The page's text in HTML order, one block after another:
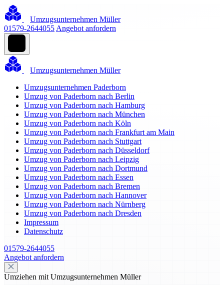
Umzugsunternehmen Müller
01579-2644055 Angebot anfordern
Umzugsunternehmen Müller
Umzugsunternehmen Paderborn
Umzug von Paderborn nach Berlin
Umzug von Paderborn nach Hamburg
Umzug von Paderborn nach München
Umzug von Paderborn nach Köln
Umzug von Paderborn nach Frankfurt am Main
Umzug von Paderborn nach Stuttgart
Umzug von Paderborn nach Düsseldorf
Umzug von Paderborn nach Leipzig
Umzug von Paderborn nach Dortmund
Umzug von Paderborn nach Essen
Umzug von Paderborn nach Bremen
Umzug von Paderborn nach Hannover
Umzug von Paderborn nach Nürnberg
Umzug von Paderborn nach Dresden
Impressum
Datenschutz
01579-2644055
Angebot anfordern
Umziehen mit Umzugsunternehmen Müller